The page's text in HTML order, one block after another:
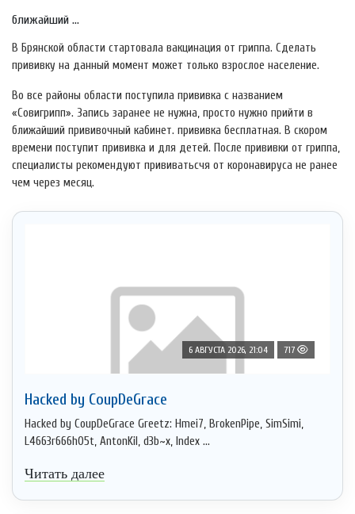
ближайший ...
В Брянской области стартовала вакцинация от гриппа. Сделать
прививку на данный момент может только взрослое население.
Во все районы области поступила прививка с названием
«Совигрипп». Запись заранее не нужна, просто нужно прийти в
ближайший прививочный кабинет. прививка бесплатная. В скором
времени поступит прививка и для детей. После прививки от гриппа,
специалисты рекомендуют прививатьсчя от коронавируса не ранее
чем через месяц.
6 АВГУСТА 2026, 21:04 717
Hacked by CoupDeGrace
Hacked by CoupDeGrace Greetz: Hmei7, BrokenPipe, SimSimi,
L4663r666h05t, AntonKil, d3b~x, Index ...
Читать далее